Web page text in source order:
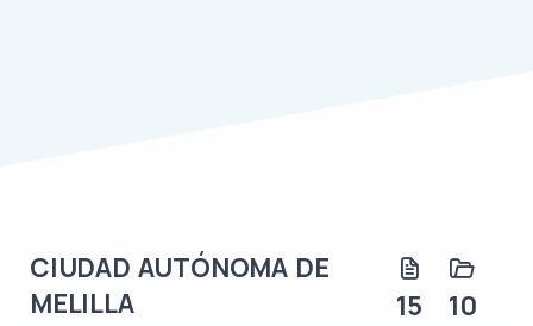
CIUDAD AUTÓNOMA DE
MELILLA
15 10